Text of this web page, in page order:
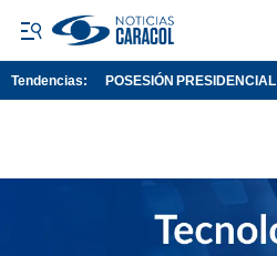
Tendencias: POSESIÓN PRESIDENCIAL